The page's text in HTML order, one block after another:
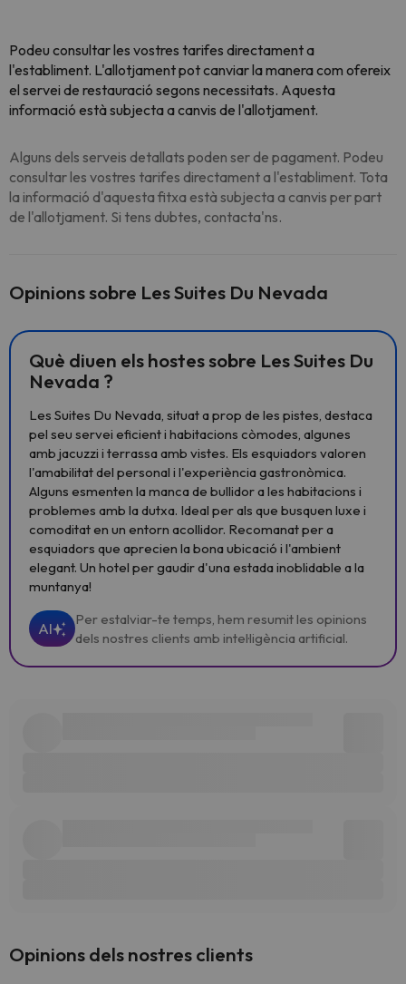
Podeu consultar les vostres tarifes directament a
l'establiment. L'allotjament pot canviar la manera com ofereix
el servei de restauració segons necessitats. Aquesta
informació està subjecta a canvis de l'allotjament.
Alguns dels serveis detallats poden ser de pagament. Podeu
consultar les vostres tarifes directament a l'establiment. Tota
la informació d'aquesta fitxa està subjecta a canvis per part
de l'allotjament. Si tens dubtes, contacta'ns.
Opinions sobre Les Suites Du Nevada
Què diuen els hostes sobre Les Suites Du
Nevada ?
Les Suites Du Nevada, situat a prop de les pistes, destaca
pel seu servei eficient i habitacions còmodes, algunes
amb jacuzzi i terrassa amb vistes. Els esquiadors valoren
l'amabilitat del personal i l'experiència gastronòmica.
Alguns esmenten la manca de bullidor a les habitacions i
problemes amb la dutxa. Ideal per als que busquen luxe i
comoditat en un entorn acollidor. Recomanat per a
esquiadors que aprecien la bona ubicació i l'ambient
elegant. Un hotel per gaudir d'una estada inoblidable a la
muntanya!
AI
Per estalviar-te temps, hem resumit les opinions
dels nostres clients amb intel·ligència artificial.
Opinions dels nostres clients